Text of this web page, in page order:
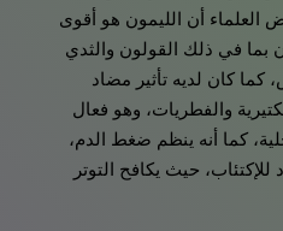
العلماء أن الليمون هو أقوى
بما في ذلك القولون والثدي
كما كان لديه تأثير مضاد
والفطريات، وهو فعال
كما أنه ينظم ضغط الدم،
للإكتئاب، حيث يكافح التوتر